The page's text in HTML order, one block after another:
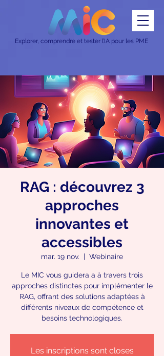
Explorer, comprendre et tester l’IA pour les PME
RAG : découvrez 3
approches
innovantes et
accessibles
mar. 19 nov.
  |
Webinaire
Le MIC vous guidera a à travers trois
approches distinctes pour implémenter le
RAG, offrant des solutions adaptées à
différents niveaux de compétence et
besoins technologiques.
Les inscriptions sont closes